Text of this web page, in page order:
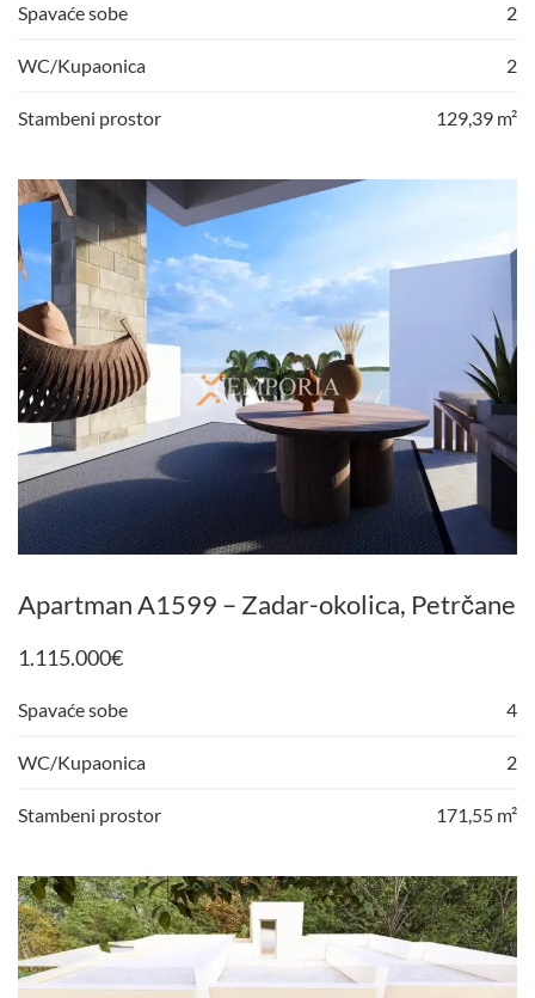
Spavaće sobe 2
WC/Kupaonica 2
Stambeni prostor 129,39 m²
Apartman A1599 – Zadar-okolica, Petrčane
1.115.000€
Spavaće sobe 4
WC/Kupaonica 2
Stambeni prostor 171,55 m²